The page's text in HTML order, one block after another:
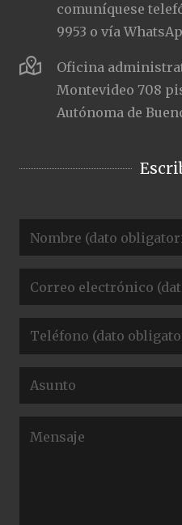
comuníquese
9953 o vía
Oficina
Montevideo 708
Autónoma de